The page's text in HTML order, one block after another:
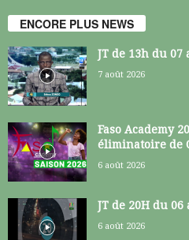
ENCORE PLUS NEWS
JT de 13h du 07
7 août 2026
Faso Academy
éliminatoire de
6 août 2026
JT de 20H du 06
6 août 2026